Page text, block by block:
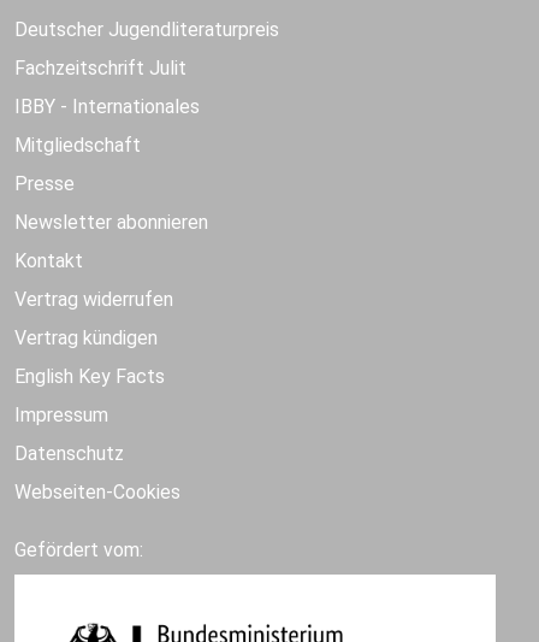
Deutscher Jugendliteraturpreis
Fachzeitschrift Julit
IBBY - Internationales
Mitgliedschaft
Presse
Newsletter abonnieren
Kontakt
Vertrag widerrufen
Vertrag kündigen
English Key Facts
Impressum
Datenschutz
Webseiten-Cookies
Gefördert vom: